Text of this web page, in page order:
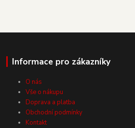
Informace pro zákazníky
O nás
Vše o nákupu
Doprava a platba
Obchodní podmínky
Kontakt